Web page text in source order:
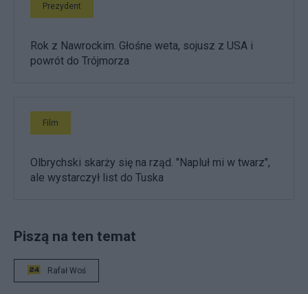
Prezydent
Rok z Nawrockim. Głośne weta, sojusz z USA i
powrót do Trójmorza
Film
Olbrychski skarży się na rząd. "Napluł mi w twarz",
ale wystarczył list do Tuska
Piszą na ten temat
Rafał Woś